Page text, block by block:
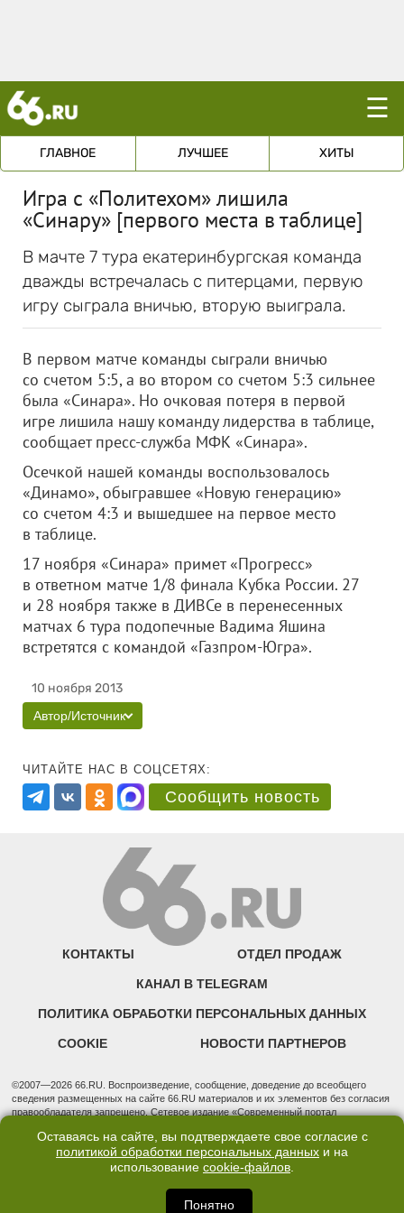
☰
ГЛАВНОЕ ЛУЧШЕЕ ХИТЫ
Игра с «Политехом» лишила
«Синару» [первого места в таблице]
В мачте 7 тура екатеринбургская команда
дважды встречалась с питерцами, первую
игру сыграла вничью, вторую выиграла.
В первом матче команды сыграли вничью
со счетом 5:5, а во втором со счетом 5:3 сильнее
была «Синара». Но очковая потеря в первой
игре лишила нашу команду лидерства в таблице,
сообщает пресс-служба МФК «Синара».
Осечкой нашей команды воспользовалось
«Динамо», обыгравшее «Новую генерацию»
со счетом 4:3 и вышедшее на первое место
в таблице.
17 ноября «Синара» примет «Прогресс»
в ответном матче 1/8 финала Кубка России. 27
и 28 ноября также в ДИВСе в перенесенных
матчах 6 тура подопечные Вадима Яшина
встретятся с командой «Газпром-Югра».
10 ноября 2013
Автор/Источник
ЧИТАЙТЕ НАС В СОЦСЕТЯХ:
Сообщить новость
КОНТАКТЫ ОТДЕЛ ПРОДАЖ
КАНАЛ В TELEGRAM
ПОЛИТИКА ОБРАБОТКИ ПЕРСОНАЛЬНЫХ ДАННЫХ
COOKIE НОВОСТИ ПАРТНЕРОВ
©2007—2026 66.RU. Воспроизведение, сообщение, доведение до всеобщего
сведения размещенных на сайте 66.RU материалов и их элементов без согласия
правообладателя запрещено. Сетевое издание «Современный портал
надзору в сфере связи, информационных технологий и массовых коммуникаций
(Роскомнадзор). Регистрационный номер ЭЛ № ФС 77 - 76634 от 02.09.2019
Учредитель: Общество с ограниченной ответственностью "66.ру". Юридический
3, оф. 7015 Фактический адрес редакции и отдела продаж: 620014, Свердловская
обл., г. Екатеринбург, ул. Бориса Ельцина, д. 3, оф. 7015, +7 (343) 288-50-66
Оставаясь на сайте, вы подтверждаете свое согласие с
политикой обработки персональных данных и на
использование cookie-файлов.
Понятно